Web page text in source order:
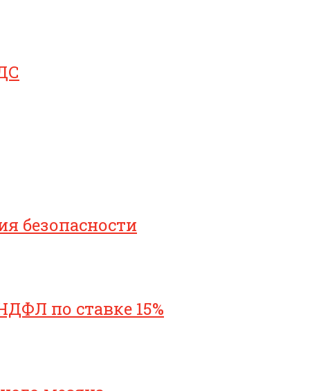
безопасности
по ставке 15%